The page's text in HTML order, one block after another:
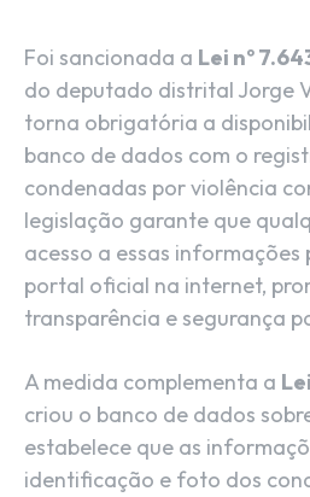
Foi sancionada a Lei nº
do deputado distrital Jorge
torna obrigatória a
banco de dados com o
condenadas por violência
legislação garante que
acesso a essas informações
portal oficial na internet,
transparência e segurança
A medida complementa a
criou o banco de dados
estabelece que as
identificação e foto dos